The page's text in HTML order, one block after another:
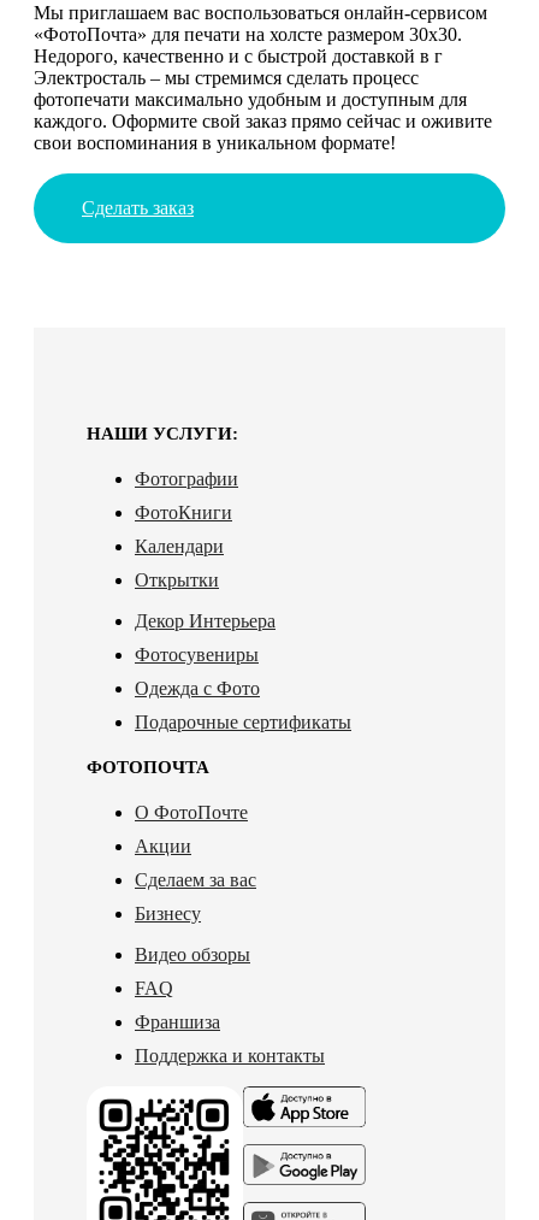
Мы приглашаем вас воспользоваться онлайн-сервисом
«ФотоПочта» для печати на холсте размером 30х30.
Недорого, качественно и с быстрой доставкой в г
Электросталь – мы стремимся сделать процесс
фотопечати максимально удобным и доступным для
каждого. Оформите свой заказ прямо сейчас и оживите
свои воспоминания в уникальном формате!
Сделать заказ
НАШИ УСЛУГИ:
Фотографии
ФотоКниги
Календари
Открытки
Декор Интерьера
Фотосувениры
Одежда с Фото
Подарочные сертификаты
ФОТОПОЧТА
О ФотоПочте
Акции
Сделаем за вас
Бизнесу
Видео обзоры
FAQ
Франшиза
Поддержка и контакты